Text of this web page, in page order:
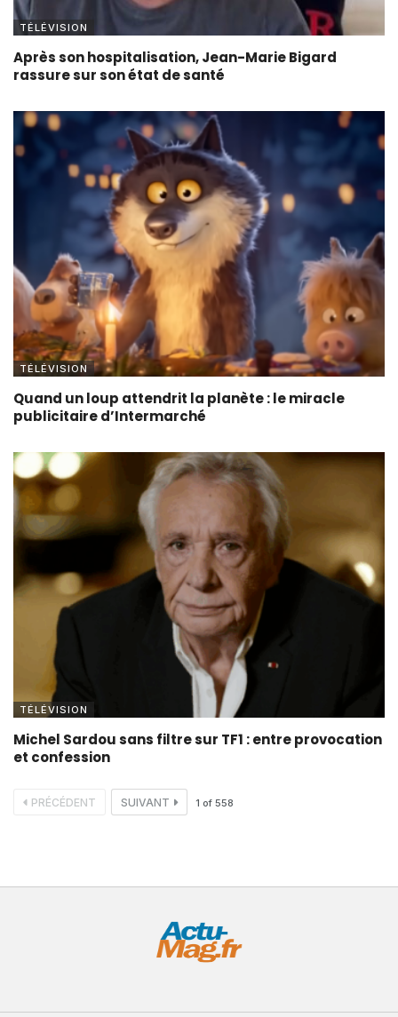
TÉLÉVISION
Après son hospitalisation, Jean-Marie Bigard
rassure sur son état de santé
TÉLÉVISION
Quand un loup attendrit la planète : le miracle
publicitaire d’Intermarché
TÉLÉVISION
Michel Sardou sans filtre sur TF1 : entre provocation
et confession
PRÉCÉDENT SUIVANT 1 of 558